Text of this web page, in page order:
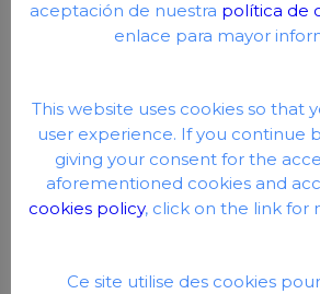
aceptación de nuestra política de
enlace para mayor
This website uses cookies so that
user experience. If you continue
giving your consent for the
aforementioned cookies and
cookies policy, click on the link for
Ce site utilise des cookies